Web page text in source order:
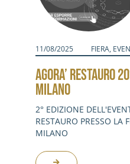
11/08/2025 FIERA,
AGORA’ RESTAURO
MILANO
2° EDIZIONE
RESTAURO PRESSO LA
MILANO